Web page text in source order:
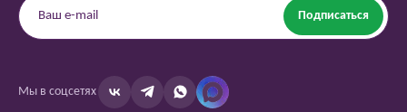
Подписаться
Мы в соцсетях